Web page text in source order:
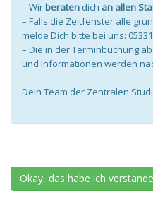
– Wirberaten dich an allen
– Falls die Zeitfenster alle
melde Dich bitte bei uns: 05331
– Die in der Terminbuchung
und Informationen werden
Dein Team der Zentralen
Okay, das habe ich